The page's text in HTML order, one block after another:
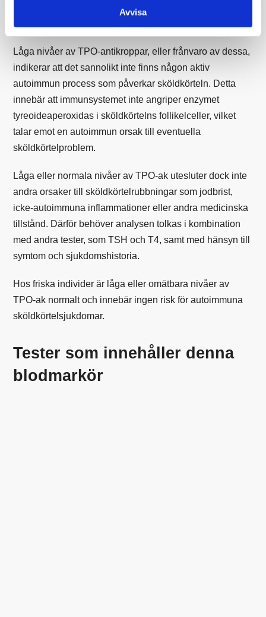
Avvisa
Vid lågt värde
Låga nivåer av TPO-antikroppar, eller frånvaro av dessa,
indikerar att det sannolikt inte finns någon aktiv
autoimmun process som påverkar sköldkörteln. Detta
innebär att immunsystemet inte angriper enzymet
tyreoideaperoxidas i sköldkörtelns follikelceller, vilket
talar emot en autoimmun orsak till eventuella
sköldkörtelproblem.
Låga eller normala nivåer av TPO-ak utesluter dock inte
andra orsaker till sköldkörtelrubbningar som jodbrist,
icke-autoimmuna inflammationer eller andra medicinska
tillstånd. Därför behöver analysen tolkas i kombination
med andra tester, som TSH och T4, samt med hänsyn till
symtom och sjukdomshistoria.
Hos friska individer är låga eller omätbara nivåer av
TPO-ak normalt och innebär ingen risk för autoimmuna
sköldkörtelsjukdomar.
Tester som innehåller denna
blodmarkör